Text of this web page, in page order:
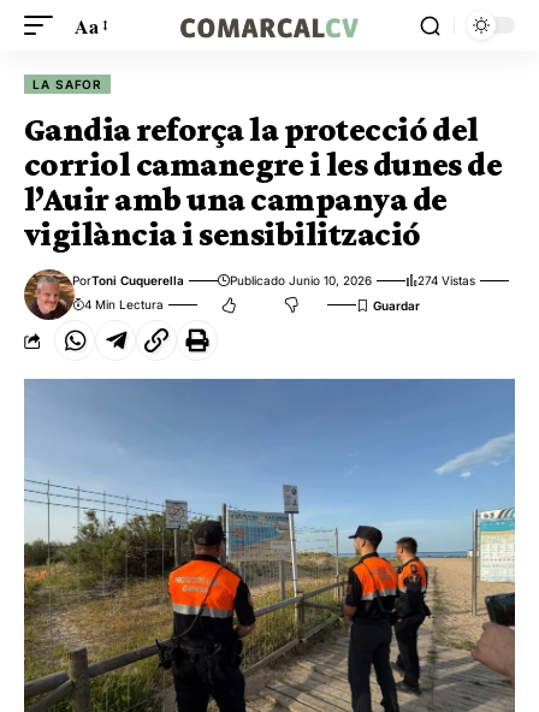
Aa
LA SAFOR
Gandia reforça la protecció del
corriol camanegre i les dunes de
l’Auir amb una campanya de
vigilància i sensibilització
PorToni Cuquerella Publicado Junio 10, 2026
274 Vistas
4 Min Lectura